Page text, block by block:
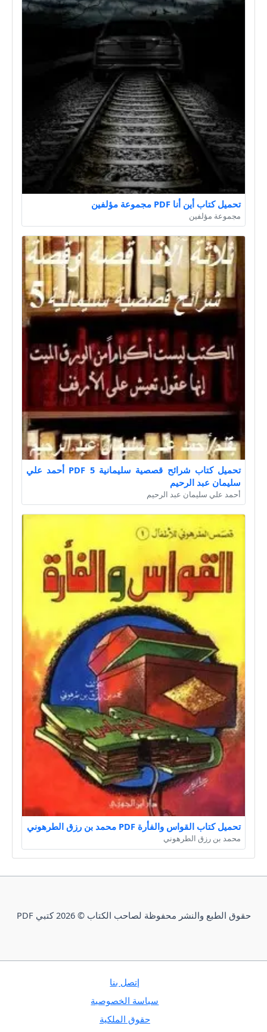
تحميل كتاب أين أنا PDF مجموعة مؤلفين
مجموعة مؤلفين
تحميل كتاب شرائح قصصية سليمانية 5 PDF أحمد علي
سليمان عبد الرحيم
أحمد علي سليمان عبد الرحيم
تحميل كتاب القواس والفأرة PDF محمد بن رزق الطرهوني
محمد بن رزق الطرهوني
حقوق الطبع والنشر محفوظة لصاحب الكتاب © 2026 كتبي PDF
إتصل بنا
سياسة الخصوصية
حقوق الملكية